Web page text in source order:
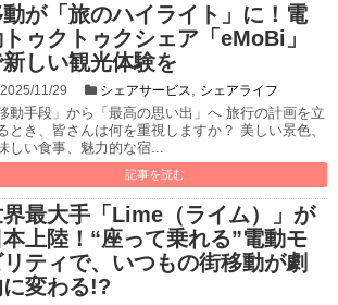
が「旅のハイライト」に！電
ゥクトゥクシェア「eMoBi」
しい観光体験を
2025/11/29 シェアサービス シェアライフ
移動手段」から「最高の思い出」へ 旅行の計画を立
とき、皆さんは何を重視しますか？ 美しい景色、
しい食事、魅力的な宿...
記事を読む
最大手「Lime（ライム）」が
本上陸！“座って乗れる”電動モ
リティで、いつもの街移動が劇
に変わる!?